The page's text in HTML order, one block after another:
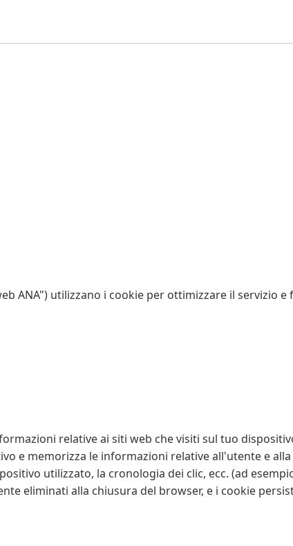
ANA") utilizzano i cookie per ottimizzare il servizio
relative ai siti web che visiti sul tuo
e memorizza le informazioni relative all'utente e
utilizzato, la cronologia dei clic, ecc. (ad
eliminati alla chiusura del browser, e i cookie